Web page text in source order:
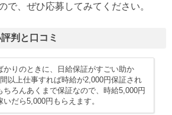
で、ぜひ応募してみてください。
判と口コミ
かりのときに、日給保証がすごい助か
以上仕事すれば時給が2,000円保証され
ちろんあくまで保証なので、時給5,000円
いだら5,000円もらえます。